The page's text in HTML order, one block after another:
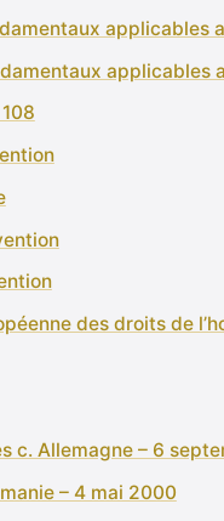
applicables
applicables
des droits de
c. Allemagne – 6
– 4 mai 2000